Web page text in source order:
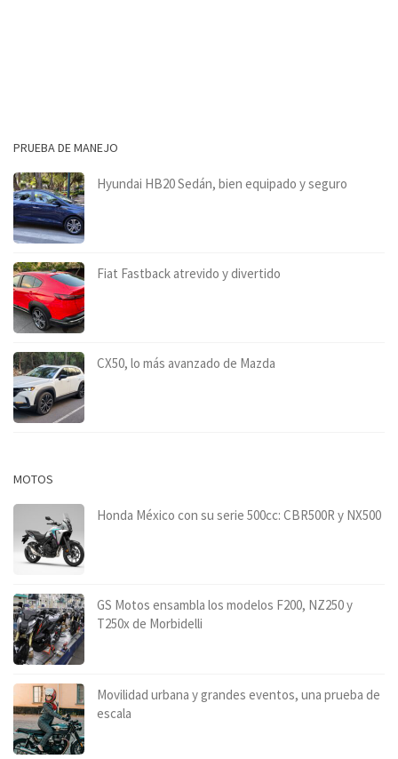
PRUEBA DE MANEJO
Hyundai HB20 Sedán, bien equipado y seguro
Fiat Fastback atrevido y divertido
CX50, lo más avanzado de Mazda
MOTOS
Honda México con su serie 500cc: CBR500R y NX500
GS Motos ensambla los modelos F200, NZ250 y
T250x de Morbidelli
Movilidad urbana y grandes eventos, una prueba de
escala